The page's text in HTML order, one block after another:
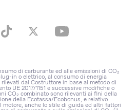
di carburante ed alle emissioni di CO₂
in o elettrico, al consumo di energia
dal Costruttore in base al metodo di
UE 2017/1151 e successive modifiche o
CO₂ combinato sono rilevanti ai fini della
della Ecotassa/Ecobonus, e relativo
motore, anche lo stile di guida ed altri fattori